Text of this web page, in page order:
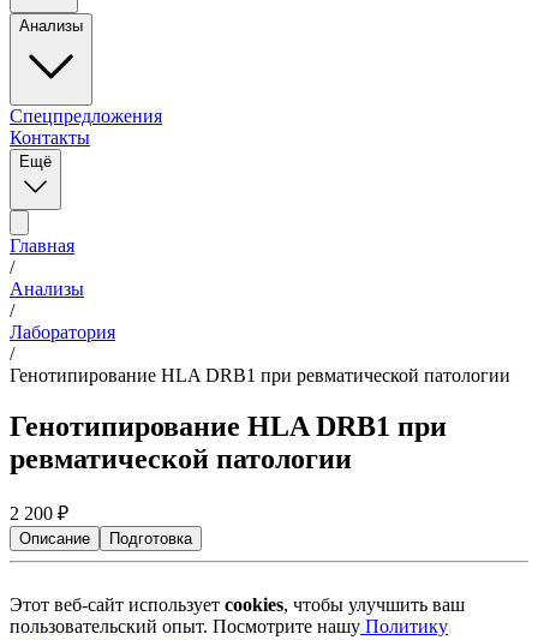
Анализы
Спецпредложения
Контакты
Ещё
Главная
/
Анализы
/
Лаборатория
/
Генотипирование HLA DRВ1 при ревматической патологии
Генотипирование HLA DRВ1 при
ревматической патологии
2 200 ₽
Описание Подготовка
Этот веб-сайт использует cookies, чтобы улучшить ваш
пользовательский опыт. Посмотрите нашу Политику